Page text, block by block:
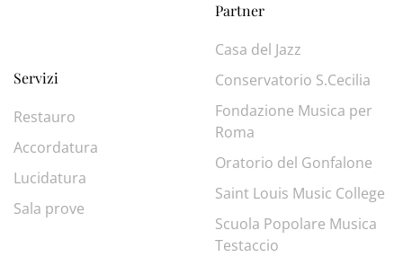
Servizi
Restauro
Accordatura
Lucidatura
Sala prove
Partner
Casa del Jazz
Conservatorio S.Cecilia
Fondazione Musica per
Roma
Oratorio del Gonfalone
Saint Louis Music College
Scuola Popolare Musica
Testaccio